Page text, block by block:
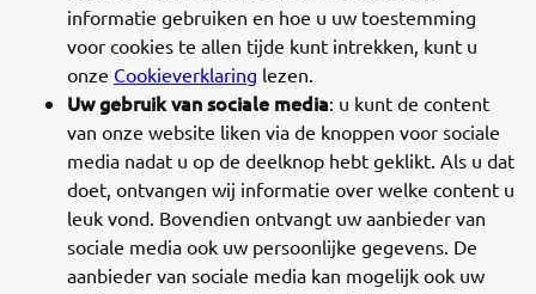
informatie gebruiken en hoe u uw toestemming
voor cookies te allen tijde kunt intrekken, kunt u
onze Cookieverklaring lezen.
Uw gebruik van sociale media: u kunt de content
van onze website liken via de knoppen voor sociale
media nadat u op de deelknop hebt geklikt. Als u dat
doet, ontvangen wij informatie over welke content u
leuk vond. Bovendien ontvangt uw aanbieder van
sociale media ook uw persoonlijke gegevens. De
aanbieder van sociale media kan mogelijk ook uw